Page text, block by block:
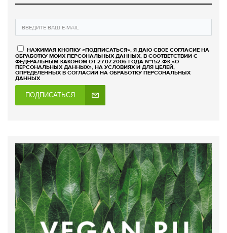
НАЖИМАЯ КНОПКУ «ПОДПИСАТЬСЯ», Я ДАЮ СВОЕ СОГЛАСИЕ НА
ОБРАБОТКУ МОИХ ПЕРСОНАЛЬНЫХ ДАННЫХ, В СООТВЕТСТВИИ С
ФЕДЕРАЛЬНЫМ ЗАКОНОМ ОТ 27.07.2006 ГОДА №152-ФЗ «О
ПЕРСОНАЛЬНЫХ ДАННЫХ», НА УСЛОВИЯХ И ДЛЯ ЦЕЛЕЙ,
ОПРЕДЕЛЕННЫХ В СОГЛАСИИ НА ОБРАБОТКУ ПЕРСОНАЛЬНЫХ
ДАННЫХ
ПОДПИСАТЬСЯ